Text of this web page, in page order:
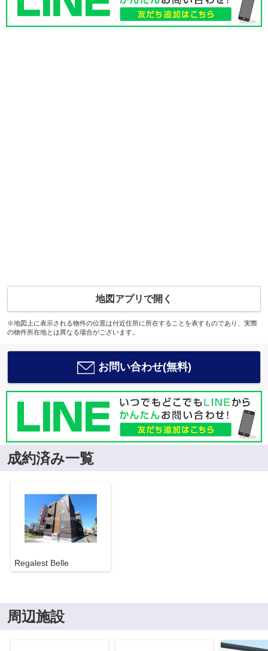
地図アプリで開く
※地図上に表示される物件の位置は付近住所に所在することを表すものであり、実際
の物件所在地とは異なる場合がございます。
お問い合わせ(無料)
成約済み一覧
Regalest Belle
周辺施設